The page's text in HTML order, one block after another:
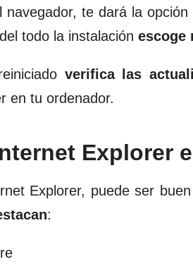
te dará la
todo la instalación escoge
verifica las
en tu ordenador.
Explorer
Explorer, puede ser
: